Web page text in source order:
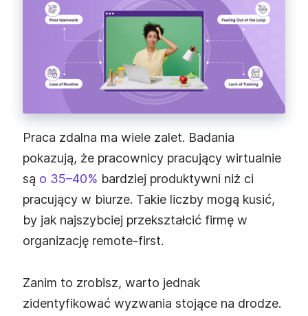
Praca zdalna ma wiele zalet. Badania
pokazują, że pracownicy pracujący wirtualnie
są o 35–40% bardziej produktywni niż ci
pracujący w biurze. Takie liczby mogą kusić,
by jak najszybciej przekształcić firmę w
organizację remote‑first.
Zanim to zrobisz, warto jednak
zidentyfikować wyzwania stojące na drodze.